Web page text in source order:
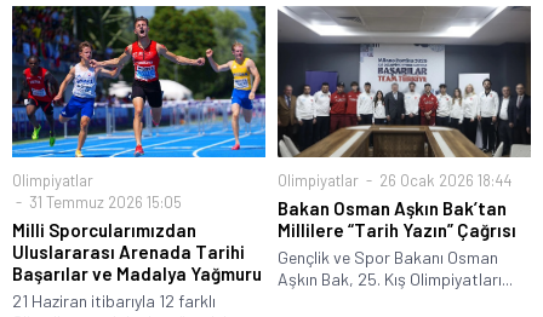
Olimpiyatlar
31 Temmuz 2026 15:05
Milli Sporcularımızdan
Uluslararası Arenada Tarihi
Başarılar ve Madalya Yağmuru
21 Haziran itibarıyla 12 farklı
Olimpiyatlar 26 Ocak 2026 18:44
Bakan Osman Aşkın Bak’tan
Millilere “Tarih Yazın” Çağrısı
Gençlik ve Spor Bakanı Osman
Aşkın Bak, 25. Kış Olimpiyatları...